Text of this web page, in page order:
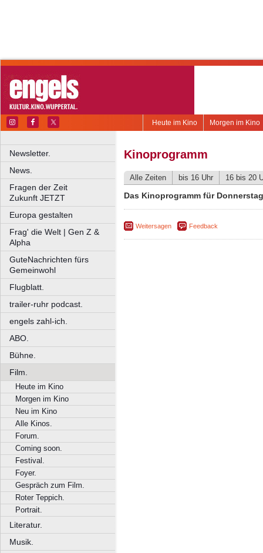
Morgen im Kino
Heute im Kino
Newsletter.
News.
Fragen der Zeit
Zukunft JETZT
Europa gestalten
Frag' die Welt | Gen Z &
Alpha
GuteNachrichten fürs
Gemeinwohl
Flugblatt.
trailer-ruhr podcast.
engels zahl-ich.
ABO.
Bühne.
Film.
Heute im Kino
Morgen im Kino
Neu im Kino
Alle Kinos.
Forum.
Coming soon.
Festival.
Foyer.
Gespräch zum Film.
Roter Teppich.
Portrait.
Literatur.
Musik.
Kinoprogramm
Alle Zeiten bis 16 Uhr 16 bis 20
Das Kinoprogramm für
Weitersagen Feedback